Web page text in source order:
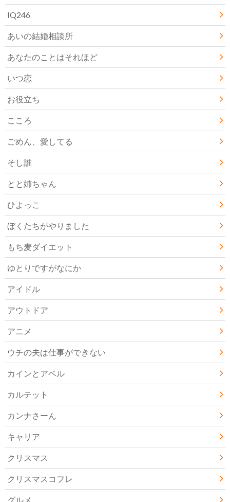
IQ246
あいの結婚相談所
あなたのことはそれほど
いつ恋
お役立ち
こころ
ごめん、愛してる
そし誰
とと姉ちゃん
ひよっこ
ぼくたちがやりました
もち麦ダイエット
ゆとりですがなにか
アイドル
アウトドア
アニメ
ウチの夫は仕事ができない
カインとアベル
カルテット
カンナさーん
キャリア
クリスマス
クリスマスコフレ
グルメ